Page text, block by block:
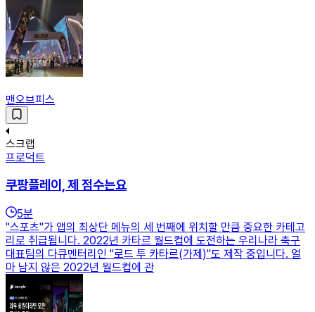
맨오브피스
스크랩
프로덕트
쿠팡플레이, 제 점수는요
5분
"스포츠"가 앱의 최상단 메뉴의 세 번째에 위치할 만큼 중요한 카테고
리로 취급됩니다. 2022년 카타르 월드컵에 도전하는 우리나라 축구
대표팀의 다큐멘터리인 "로드 투 카타르(가제)"도 제작 중입니다. 얼
마 남지 않은 2022년 월드컵에 관